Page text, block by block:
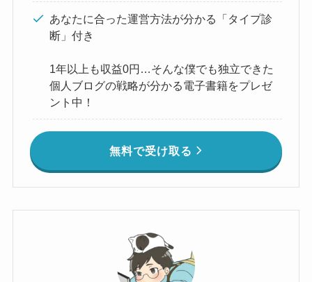
あなたに合った運営方法が分かる「タイプ診
断」付き
1年以上も収益0円…そんな僕でも独立できた
個人ブログの戦略が分かる電子書籍をプレゼ
ント中！
無料で受け取る